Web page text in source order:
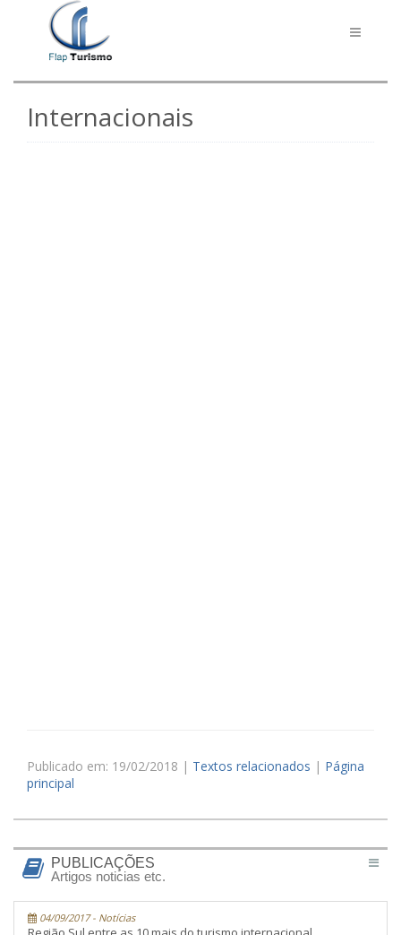
Toggle
Internacionais
Publicado em: 19/02/2018 | Textos relacionados | Página
principal
PUBLICAÇÕES
Artigos noticias etc.
04/09/2017 - Notícias